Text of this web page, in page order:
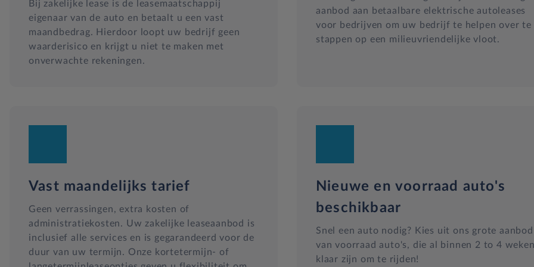
Bij zakelijke lease is de leasemaatschappij
eigenaar van de auto en betaalt u een vast
maandbedrag. Hierdoor loopt uw bedrijf geen
waarderisico en krijgt u niet te maken met
onverwachte rekeningen.
aanbod aan betaalbare elektrische autoleases
voor bedrijven om uw bedrijf te helpen over te
stappen op een milieuvriendelijke vloot.
Vast maandelijks tarief
Geen verrassingen, extra kosten of
administratiekosten. Uw zakelijke leaseaanbod is
inclusief alle services en is gegarandeerd voor de
duur van uw termijn. Onze kortetermijn- of
Nieuwe en voorraad auto's
beschikbaar
Snel een auto nodig? Kies uit ons grote aanbod
van voorraad auto's, die al binnen 2 to 4
klaar zijn om te rijden!